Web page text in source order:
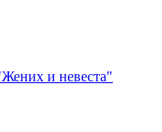
и невеста"